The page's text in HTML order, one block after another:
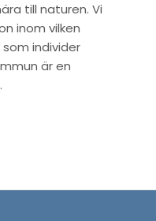
till naturen. Vi
inom vilken
individer
är en